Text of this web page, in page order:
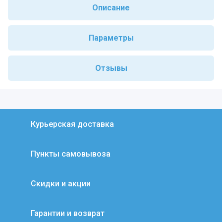
Описание
Параметры
Отзывы
Курьерская доставка
Пункты самовывоза
Скидки и акции
Гарантии и возврат